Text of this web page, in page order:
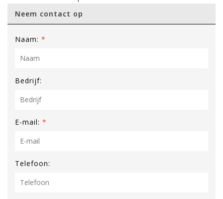
Neem contact op
Naam: *
Bedrijf:
E-mail: *
Telefoon: